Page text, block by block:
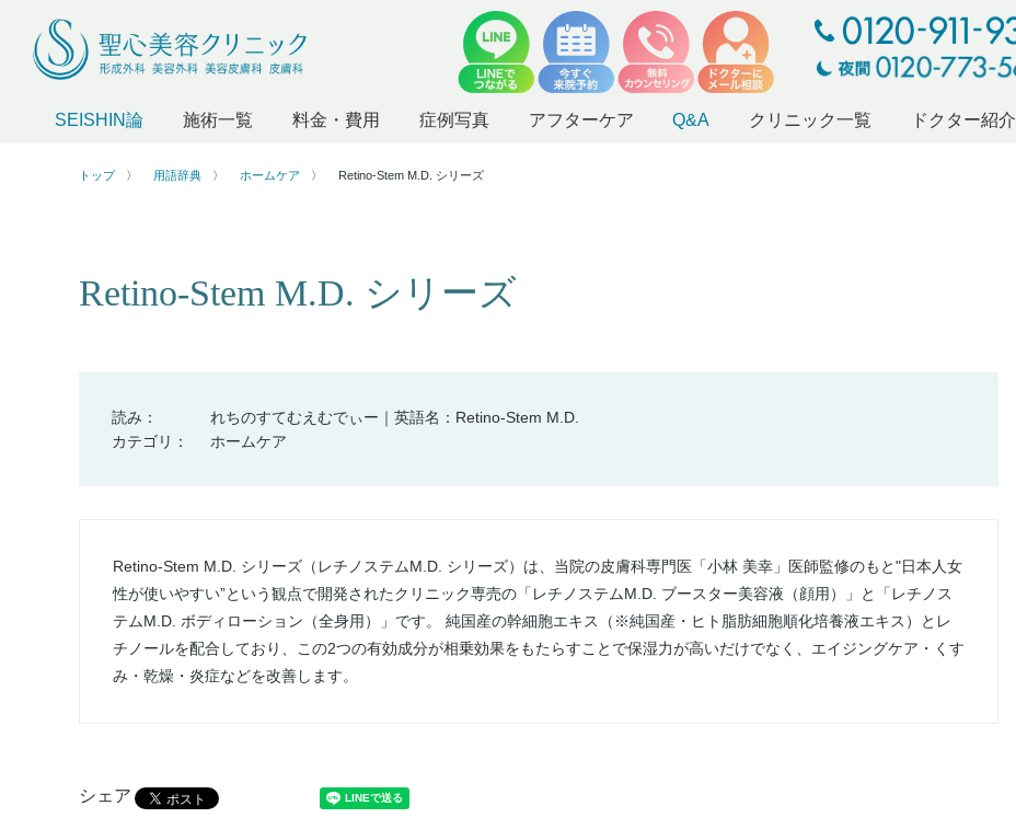
SEISHIN論 施術一覧 料金・費用 症例写真 アフターケア Q&A クリニック一覧 ドクター紹介
トップ 用語辞典 ホームケア Retino-Stem M.D. シリーズ
Retino-Stem M.D. シリーズ
読み：
れちのすてむえむでぃー｜英語名：Retino-Stem M.D.
カテゴリ：
ホームケア
Retino-Stem M.D. シリーズ（レチノステムM.D. シリーズ）は、当院の皮膚科専門医「小林 美幸」医師監修のもと"日本人女
性が使いやすい”という観点で開発されたクリニック専売の「レチノステムM.D. ブースター美容液（顔用）」と「レチノス
テムM.D. ボディローション（全身用）」です。 純国産の幹細胞エキス（※純国産・ヒト脂肪細胞順化培養液エキス）とレ
チノールを配合しており、この2つの有効成分が相乗効果をもたらすことで保湿力が高いだけでなく、エイジングケア・くす
み・乾燥・炎症などを改善します。
シェア